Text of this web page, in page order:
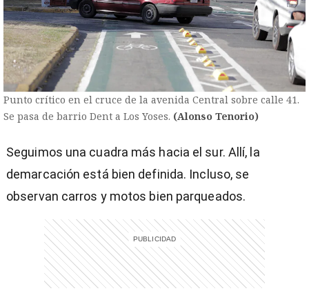
Punto crítico en el cruce de la avenida Central sobre calle 41.
Se pasa de barrio Dent a Los Yoses. (Alonso Tenorio)
Seguimos una cuadra más hacia el sur. Allí, la
demarcación está bien definida. Incluso, se
observan carros y motos bien parqueados.